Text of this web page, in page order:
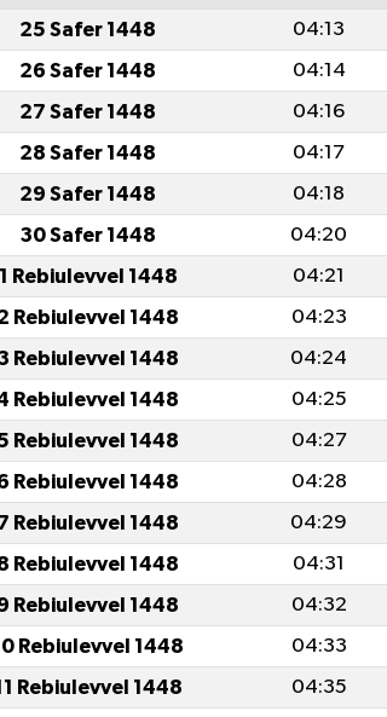
25 Safer 1448 04:13
26 Safer 1448 04:14
27 Safer 1448 04:16
28 Safer 1448 04:17
29 Safer 1448 04:18
30 Safer 1448 04:20
1 Rebiulevvel 1448 04:21
Rebiulevvel 1448 04:23
Rebiulevvel 1448 04:24
Rebiulevvel 1448 04:25
Rebiulevvel 1448 04:27
Rebiulevvel 1448 04:28
Rebiulevvel 1448 04:29
Rebiulevvel 1448 04:31
Rebiulevvel 1448 04:32
Rebiulevvel 1448 04:33
Rebiulevvel 1448 04:35